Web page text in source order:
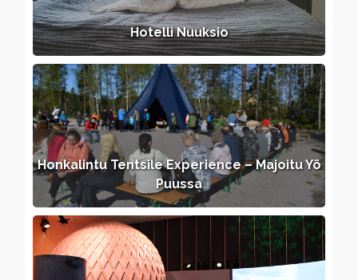
Hotelli Nuuksio
Honkalintu Tentsile Experience – Majoitu Yö
Puussa